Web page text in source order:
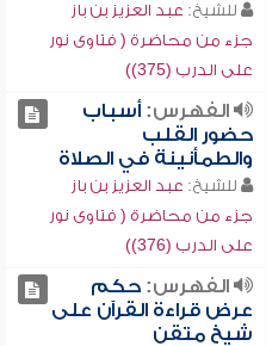
للشيخ: عبد العزيز بن باز
جزء من محاضرة ( فتاوى نور
على الدرب (375))
الفهرس:أسباب
حضور القلب
والطمأنينة في الصلاة
للشيخ: عبد العزيز بن باز
جزء من محاضرة ( فتاوى نور
على الدرب (376))
الفهرس:حكم
عرض قراءة القرآن على
شيخ متقن